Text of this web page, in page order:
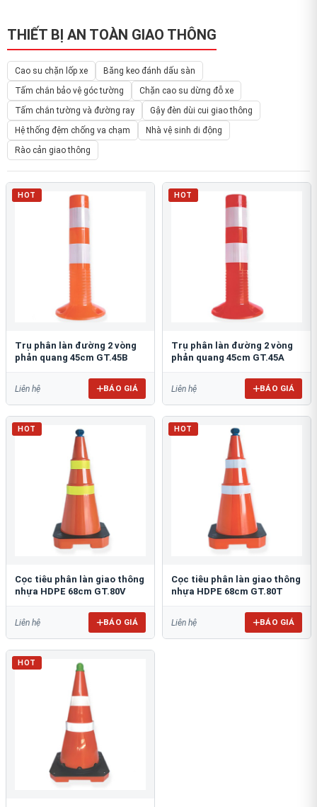
THIẾT BỊ AN TOÀN GIAO THÔNG
Cao su chặn lốp xe
Băng keo đánh dấu sàn
Tấm chắn bảo vệ góc tường
Chặn cao su dừng đỗ xe
Tấm chắn tường và đường ray
Gậy đèn dùi cui giao thông
Hệ thống đệm chống va chạm
Nhà vệ sinh di động
Rào cản giao thông
HOT
Trụ phân làn đường 2 vòng
phản quang 45cm GT.45B
Liên hệ BÁO GIÁ
HOT
Trụ phân làn đường 2 vòng
phản quang 45cm GT.45A
Liên hệ BÁO GIÁ
HOT
Cọc tiêu phân làn giao thông
nhựa HDPE 68cm GT.80V
Liên hệ BÁO GIÁ
HOT
Cọc tiêu phân làn giao thông
nhựa HDPE 68cm GT.80T
Liên hệ BÁO GIÁ
HOT